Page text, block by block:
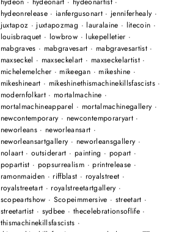
hydeonrelease · ianfergusonart· jenniferhealy ·
juxtapoz ·juxtapozmag · lauralaine · litecoin ·
louisbraquet · lowbrow · lukepelletier ·
mabgraves · mabgravesart · mabgravesartist·
maxseckel · maxseckelart · maxseckelartist·
michelemelcher · mikeegan · mikeshine ·
mikeshineart · mikeshinethismachinekillsfascists ·
modernfolkart · mortalmachine ·
mortalmachineapparel · mortalmachinegallery ·
newcontemporary · newcontemporaryart·
neworleans · neworleansart ·
neworleansartgallery · neworleansgallery ·
nolaart ·outsiderart · painting · popart ·
popartist · popsurrealism ·printrelease ·
ramonmaiden · riffblast · royalstreet ·
royalstreetart · royalstreetartgallery ·
scopeartshow · Scopeimmersive · streetart ·
streetartist · sydbee · thecelebrationsoflife ·
thismachinekillsfascists ·